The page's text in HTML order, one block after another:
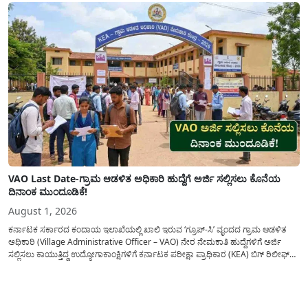
VAO Last Date-ಗ್ರಾಮ ಆಡಳಿತ ಅಧಿಕಾರಿ ಹುದ್ದೆಗೆ ಅರ್ಜಿ ಸಲ್ಲಿಸಲು ಕೊನೆಯ
ದಿನಾಂಕ ಮುಂದೂಡಿಕೆ!
August 1, 2026
ಕರ್ನಾಟಕ ಸರ್ಕಾರದ ಕಂದಾಯ ಇಲಾಖೆಯಲ್ಲಿ ಖಾಲಿ ಇರುವ ‘ಗ್ರೂಪ್-ಸಿ’ ವೃಂದದ ಗ್ರಾಮ ಆಡಳಿತ
ಅಧಿಕಾರಿ (Village Administrative Officer – VAO) ನೇರ ನೇಮಕಾತಿ ಹುದ್ದೆಗಳಿಗೆ ಅರ್ಜಿ
ಸಲ್ಲಿಸಲು ಕಾಯುತ್ತಿದ್ದ ಉದ್ಯೋಗಾಕಾಂಕ್ಷಿಗಳಿಗೆ ಕರ್ನಾಟಕ ಪರೀಕ್ಷಾ ಪ್ರಾಧಿಕಾರ (KEA) ಬಿಗ್ ರಿಲೀಫ್